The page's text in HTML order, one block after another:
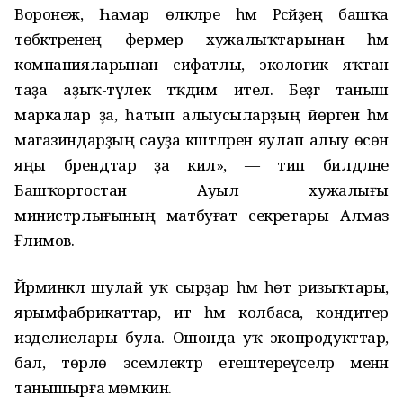
Воронеж, Һамар өлкәләре һәм Рәсәйҙең башҡа
төбәктәренең фермер хужалыҡтарынан һәм
компанияларынан сифатлы, экологик яҡтан
таҙа аҙыҡ-түлек тәҡдим ителә. Беҙгә таныш
маркалар ҙа, һатып алыусыларҙың йөрәген һәм
магазиндарҙың сауҙа кәштәләрен яулап алыу өсөн
яңы брендтар ҙа килә», — тип билдәләне
Башҡортостан Ауыл хужалығы
министрлығының матбуғат секретары Алмаз
Ғәлимов.
Йәрминкәлә шулай уҡ сырҙар һәм һөт ризыҡтары,
ярымфабрикаттар, ит һәм колбаса, кондитер
изделиелары була. Ошонда уҡ экопродукттар,
бал, төрлө эсемлектәр етештереүселәр менән
танышырға мөмкин.